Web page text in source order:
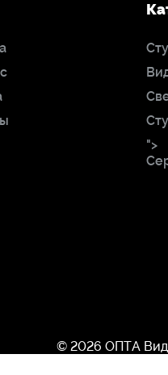
">
© 2026 ОПТА